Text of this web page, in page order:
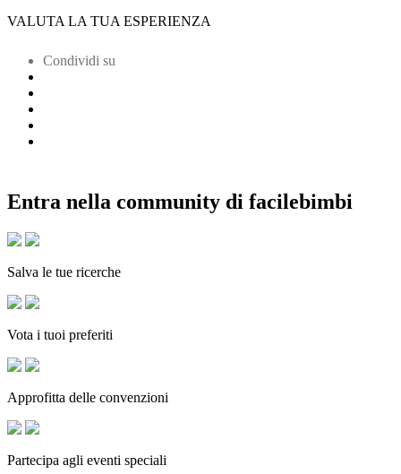
VALUTA LA TUA ESPERIENZA
Condividi su
Entra nella community di facilebimbi
Salva le tue ricerche
Vota i tuoi preferiti
Approfitta delle convenzioni
Partecipa agli eventi speciali